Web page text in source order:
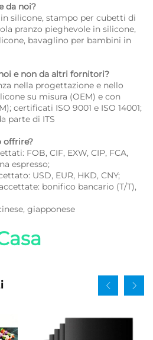
da noi?
silicone, stampo per cubetti di
pranzo pieghevole in silicone,
bavaglino per bambini in
e non da altri fornitori?
nella progettazione e nello
su misura (OEM) e con
certificati ISO 9001 e ISO 14001;
parte di ITS
offrire?
FOB, CIF, EXW, CIP, FCA,
espresso;
USD, EUR, HKD, CNY;
bonifico bancario (T/T),
giapponese